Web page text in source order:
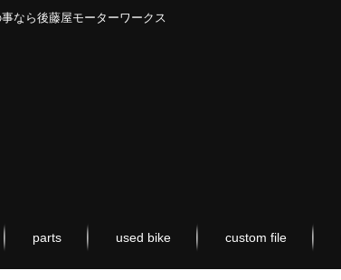
なら後藤屋モーターワークス
parts used bike custom file